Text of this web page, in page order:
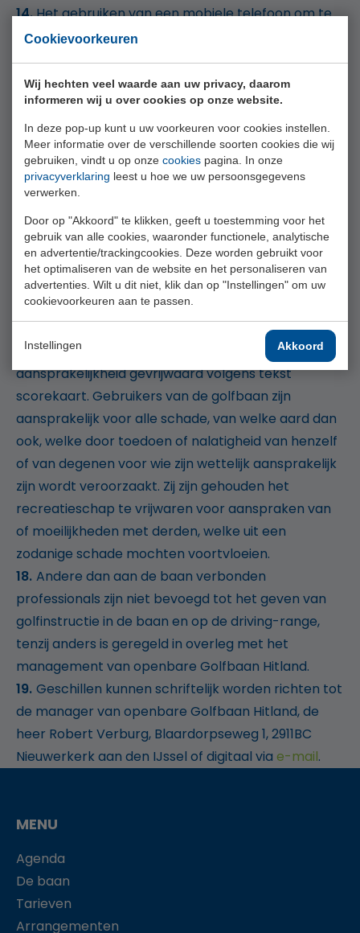
Cookievoorkeuren
Wij hechten veel waarde aan uw privacy, daarom
informeren wij u over cookies op onze website.
In deze pop-up kunt u uw voorkeuren voor cookies instellen.
Meer informatie over de verschillende soorten cookies die wij
gebruiken, vindt u op onze cookies pagina. In onze
privacyverklaring leest u hoe we uw persoonsgegevens
verwerken.
Door op "Akkoord" te klikken, geeft u toestemming voor het
gebruik van alle cookies, waaronder functionele, analytische
en advertentie/trackingcookies. Deze worden gebruikt voor
het optimaliseren van de website en het personaliseren van
advertenties. Wilt u dit niet, klik dan op "Instellingen" om uw
cookievoorkeuren aan te passen.
Instellingen Akkoord
Het gebruiken van een mobiele telefoon om te
bellen of gebeld te worden op de
golfbaan/oefenaccommodaties is toegestaan mits
hiermee geen overlast voor anderen ontstaat;
Daar waar dit reglement niet in voorziet, beslist
de Marshal of andere door het Recreatieschap
aangewezen personen. De Marshal en
functionarissen van het Recreatieschap zijn
bevoegd om bij overtredingen passende
maatregelen te nemen; eventueel kunnen zij het
bespelen van de baan laten beëindigen;
Aanwijzingen van een Marshal of andere door
het Recreatieschap aangewezen personen dienen
stipt te worden opgevolgd. Deze functionarissen
Het Recreatieschap is voor directe en indirecte
aansprakelijkheid gevrijwaard volgens tekst
scorekaart. Gebruikers van de golfbaan zijn
aansprakelijk voor alle schade, van welke aard dan
ook, welke door toedoen of nalatigheid van henzelf
of van degenen voor wie zijn wettelijk aansprakelijk
zijn wordt veroorzaakt. Zij zijn gehouden het
recreatieschap te vrijwaren voor aanspraken van
of moeilijkheden met derden, welke uit een
zodanige schade mochten voortvloeien.
Andere dan aan de baan verbonden
professionals zijn niet bevoegd tot het geven van
golfinstructie in de baan en op de driving-range,
tenzij anders is geregeld in overleg met het
management van openbare Golfbaan Hitland.
Geschillen kunnen schriftelijk worden richten tot
de manager van openbare Golfbaan Hitland, de
heer Robert Verburg, Blaardorpseweg 1, 2911BC
Nieuwerkerk aan den IJssel of digitaal via e-mail.
MENU
Agenda
De baan
Tarieven
Arrangementen